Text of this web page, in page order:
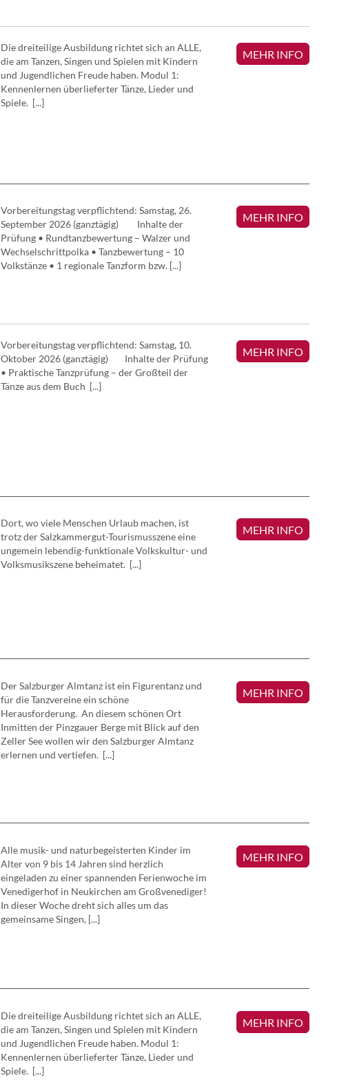
Die dreiteilige Ausbildung richtet sich an ALLE,
die am Tanzen, Singen und Spielen mit Kindern
und Jugendlichen Freude haben. Modul 1:
Kennenlernen überlieferter Tänze, Lieder und
Spiele. [...]
MEHR INFO
Vorbereitungstag verpflichtend: Samstag, 26.
September 2026 (ganztägig) Inhalte der
Prüfung • Rundtanzbewertung – Walzer und
Wechselschrittpolka • Tanzbewertung – 10
Volkstänze • 1 regionale Tanzform bzw. [...]
MEHR INFO
Vorbereitungstag verpflichtend: Samstag, 10.
Oktober 2026 (ganztägig) Inhalte der Prüfung
• Praktische Tanzprüfung – der Großteil der
Tänze aus dem Buch [...]
MEHR INFO
Dort, wo viele Menschen Urlaub machen, ist
trotz der Salzkammergut-Tourismusszene eine
ungemein lebendig-funktionale Volkskultur- und
Volksmusikszene beheimatet. [...]
MEHR INFO
Der Salzburger Almtanz ist ein Figurentanz und
für die Tanzvereine ein schöne
Herausforderung. An diesem schönen Ort
Inmitten der Pinzgauer Berge mit Blick auf den
Zeller See wollen wir den Salzburger Almtanz
erlernen und vertiefen. [...]
MEHR INFO
Alle musik- und naturbegeisterten Kinder im
Alter von 9 bis 14 Jahren sind herzlich
eingeladen zu einer spannenden Ferienwoche im
Venedigerhof in Neukirchen am Großvenediger!
In dieser Woche dreht sich alles um das
gemeinsame Singen, [...]
MEHR INFO
Die dreiteilige Ausbildung richtet sich an ALLE,
die am Tanzen, Singen und Spielen mit Kindern
und Jugendlichen Freude haben. Modul 1:
Kennenlernen überlieferter Tänze, Lieder und
Spiele. [...]
MEHR INFO